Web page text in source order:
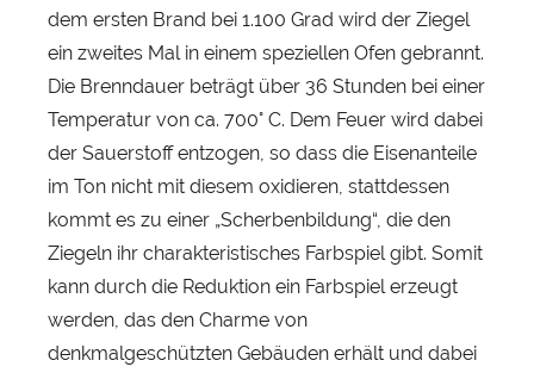
dem ersten Brand bei 1.100 Grad wird der Ziegel
ein zweites Mal in einem speziellen Ofen gebrannt.
Die Brenndauer beträgt über 36 Stunden bei einer
Temperatur von ca. 700° C. Dem Feuer wird dabei
der Sauerstoff entzogen, so dass die Eisenanteile
im Ton nicht mit diesem oxidieren, stattdessen
kommt es zu einer „Scherbenbildung“, die den
Ziegeln ihr charakteristisches Farbspiel gibt. Somit
kann durch die Reduktion ein Farbspiel erzeugt
werden, das den Charme von
denkmalgeschützten Gebäuden erhält und dabei